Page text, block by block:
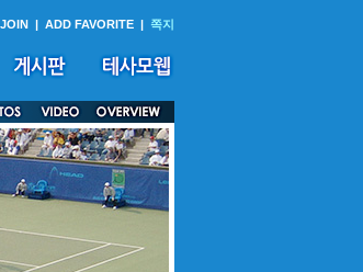
JOIN | ADD FAVORITE | 쪽지